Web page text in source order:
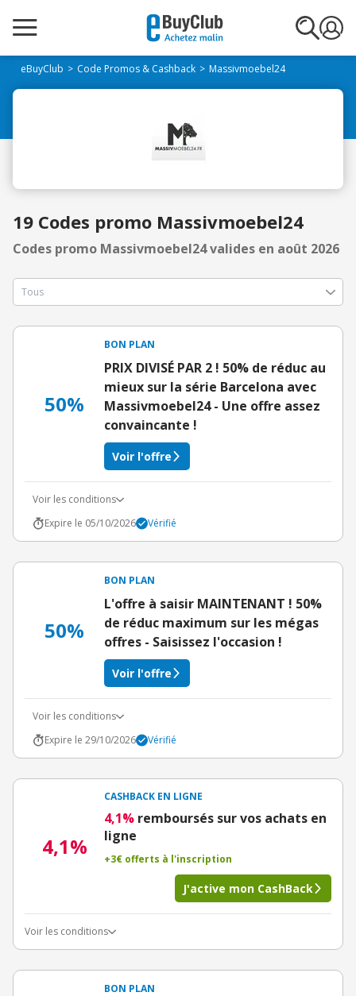
eBuyClub Code Promos & Cashback Massivmoebel24
19 Codes promo Massivmoebel24
Codes promo Massivmoebel24 valides en août 2026
50%
BON PLAN
PRIX DIVISÉ PAR 2 ! 50% de réduc au
mieux sur la série Barcelona avec
Massivmoebel24 - Une offre assez
convaincante !
Voir l'offre
Voir les conditions
Expire le 05/10/2026
Vérifié
50%
BON PLAN
L'offre à saisir MAINTENANT ! 50%
de réduc maximum sur les mégas
offres - Saisissez l'occasion !
Voir l'offre
Voir les conditions
Expire le 29/10/2026
Vérifié
4,1%
CASHBACK EN LIGNE
4,1% remboursés sur vos achats en
ligne
+3€ offerts à l'inscription
J'active mon CashBack
Voir les conditions
BON PLAN